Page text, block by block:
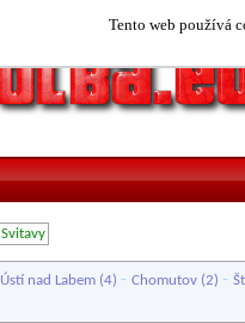
Tento web používá
Svitavy
Ústí nad Labem (4) - Chomutov (2) -